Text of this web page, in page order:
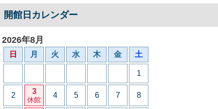
開館日カレンダー
2026年8月
日 月 火 水 木 金 土
1
2 3
休館
4 5 6 7 8